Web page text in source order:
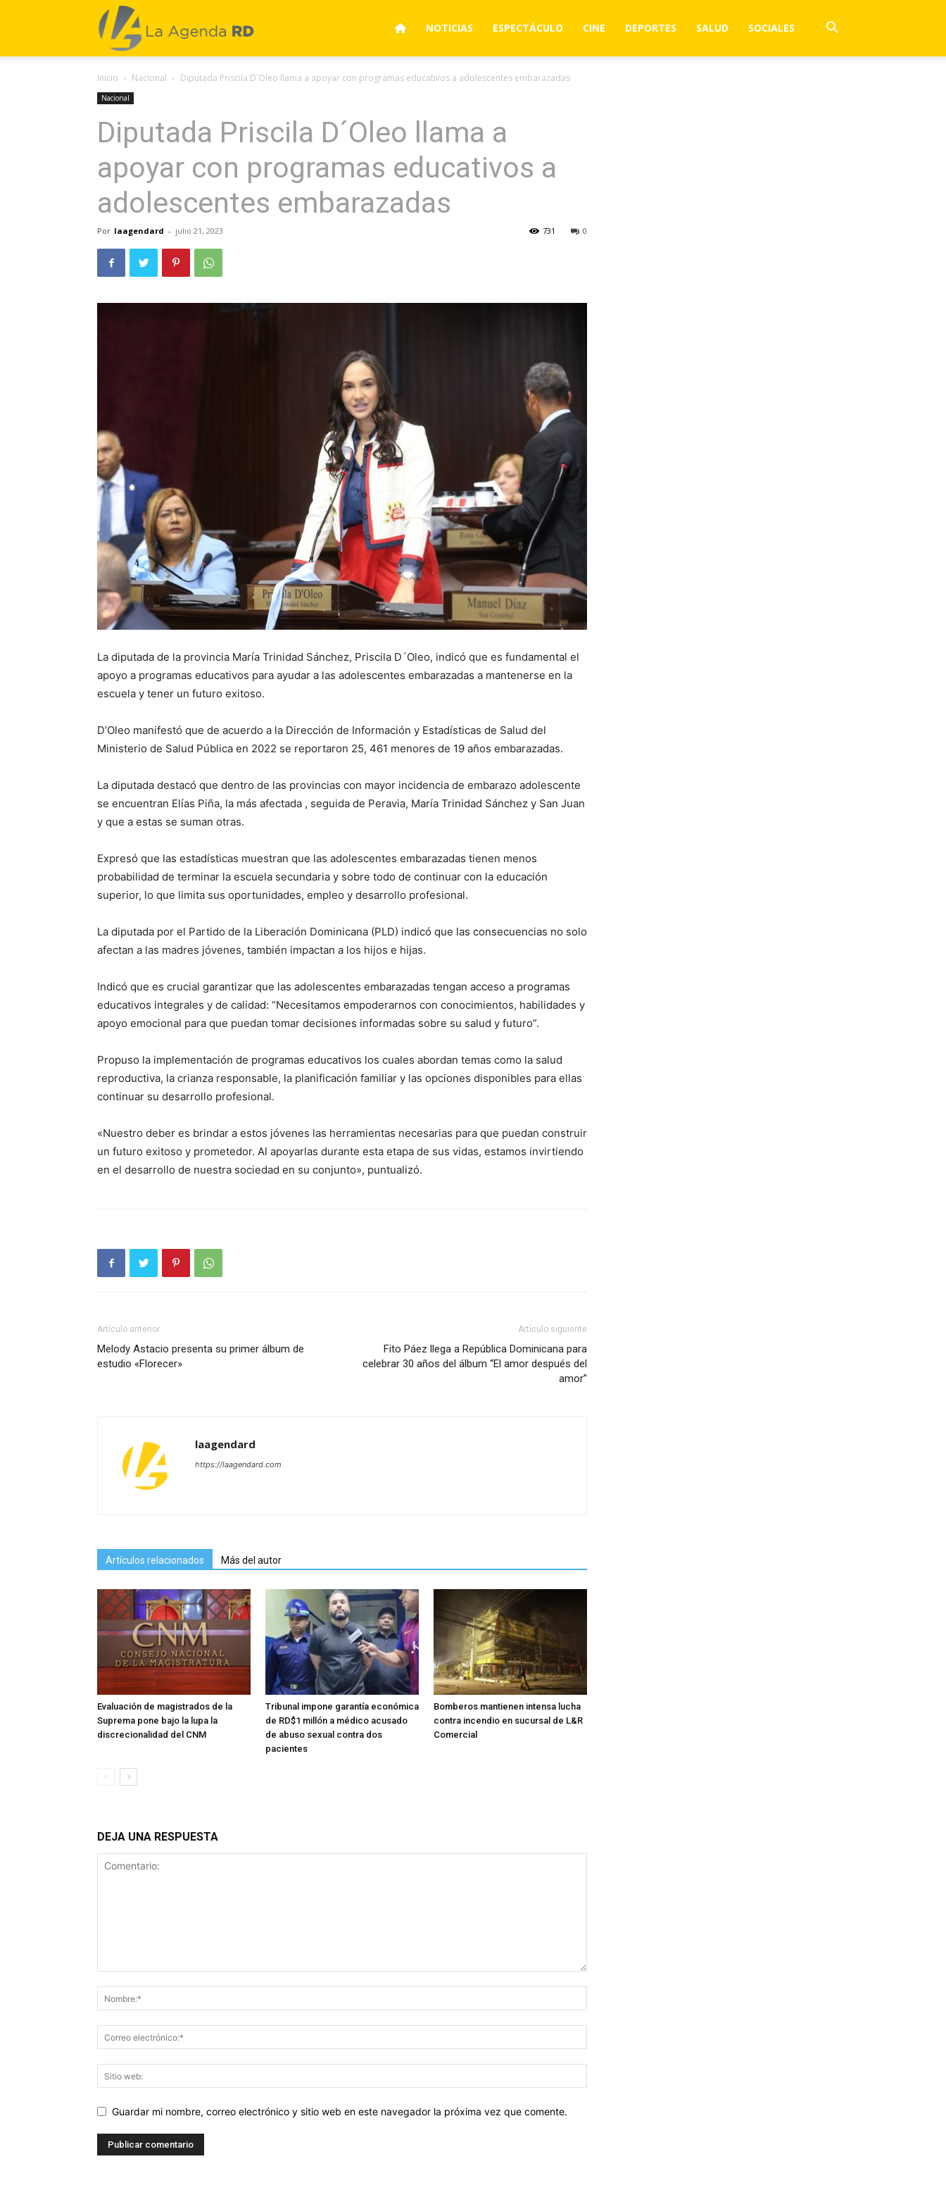
La
Agenda
RD
NOTICIAS ESPECTÁCULO CINE DEPORTES SALUD SOCIALES
Inicio Nacional Diputada Priscila D´Oleo llama a apoyar con programas educativos a adolescentes embarazadas
Nacional
Diputada Priscila D´Oleo llama a
apoyar con programas educativos a
adolescentes embarazadas
Por laagendard - julio 21, 2023 0
731
La diputada de la provincia María Trinidad Sánchez, Priscila D´Oleo, indicó que es fundamental el
apoyo a programas educativos para ayudar a las adolescentes embarazadas a mantenerse en la
escuela y tener un futuro exitoso.
D’Oleo manifestó que de acuerdo a la Dirección de Información y Estadísticas de Salud del
Ministerio de Salud Pública en 2022 se reportaron 25, 461 menores de 19 años embarazadas.
La diputada destacó que dentro de las provincias con mayor incidencia de embarazo adolescente
se encuentran Elías Piña, la más afectada , seguida de Peravia, María Trinidad Sánchez y San Juan
y que a estas se suman otras.
Expresó que las estadísticas muestran que las adolescentes embarazadas tienen menos
probabilidad de terminar la escuela secundaria y sobre todo de continuar con la educación
superior, lo que limita sus oportunidades, empleo y desarrollo profesional.
La diputada por el Partido de la Liberación Dominicana (PLD) indicó que las consecuencias no solo
afectan a las madres jóvenes, también impactan a los hijos e hijas.
Indicó que es crucial garantizar que las adolescentes embarazadas tengan acceso a programas
educativos integrales y de calidad: “Necesitamos empoderarnos con conocimientos, habilidades y
apoyo emocional para que puedan tomar decisiones informadas sobre su salud y futuro”.
Propuso la implementación de programas educativos los cuales abordan temas como la salud
reproductiva, la crianza responsable, la planificación familiar y las opciones disponibles para ellas
continuar su desarrollo profesional.
«Nuestro deber es brindar a estos jóvenes las herramientas necesarias para que puedan construir
un futuro exitoso y prometedor. Al apoyarlas durante esta etapa de sus vidas, estamos invirtiendo
en el desarrollo de nuestra sociedad en su conjunto», puntualizó.
Artículo anterior
Melody Astacio presenta su primer álbum de
estudio «Florecer»
Artículo siguiente
Fito Páez llega a República Dominicana para
celebrar 30 años del álbum “El amor después del
amor”
laagendard
https://laagendard.com
Artículos relacionados Más del autor
Evaluación de magistrados de la
Suprema pone bajo la lupa la
discrecionalidad del CNM
Tribunal impone garantía económica
de RD$1 millón a médico acusado
de abuso sexual contra dos
pacientes
Bomberos mantienen intensa lucha
contra incendio en sucursal de L&R
Comercial
DEJA UNA RESPUESTA
Guardar mi nombre, correo electrónico y sitio web en este navegador la próxima vez que comente.